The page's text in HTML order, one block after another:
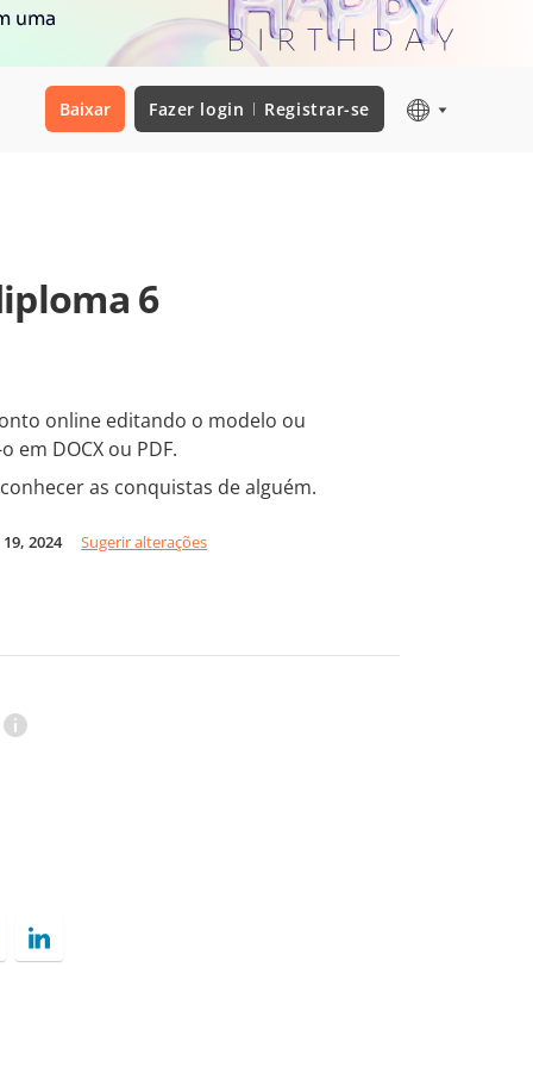
uma
Baixar Fazer login Registrar-se
6
online editando o modelo ou
em DOCX ou PDF.
as conquistas de alguém.
2024 Sugerir alterações